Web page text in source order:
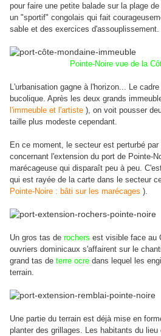
pour faire une petite balade sur la plage
un "sportif" congolais qui fait
sable et des exercices d'assouplissement.
Pointe-Noire vue de la
L'urbanisation gagne à l'horizon... Le
bucolique. Après les deux grands
l'immeuble et l'artiste ), on voit pousser
taille plus modeste cependant.
En ce moment, le secteur est perturbé
concernant l'extension du port de Pointe-
marécageuse qui disparaît peu à peu.
qui est rayée de la carte dans le secteur
Pointe-Noire : bâti sur les marécages ).
Un gros tas de rochers est visible face au
ouvriers dominicaux s'affairent sur le
grand tas de terre ocre dans lequel les
terrain.
Une partie du terrain est déjà mise en
planter des grillages. Les habitants du